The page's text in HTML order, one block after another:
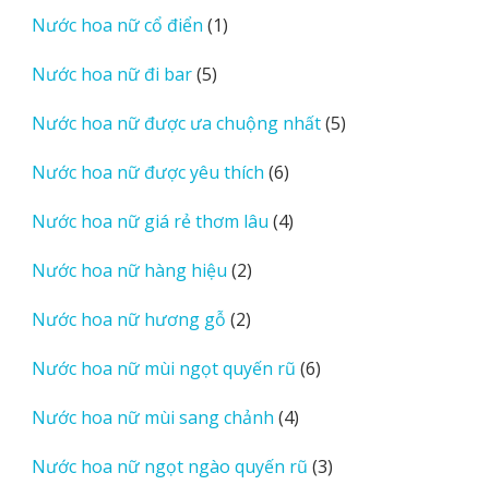
Nước hoa nữ cổ điển 11
Nước hoa nữ đi bar 55
phẩm
Nước hoa nữ được ưa chuộng nhất 55
Nước hoa nữ được yêu thích 66
phẩm
Nước hoa nữ giá rẻ thơm lâu 44
Nước hoa nữ hàng hiệu 22
phẩm
Nước hoa nữ hương gỗ 22
phẩm
Nước hoa nữ mùi ngọt quyến rũ 66
Nước hoa nữ mùi sang chảnh 44
phẩm
Nước hoa nữ ngọt ngào quyến rũ 33